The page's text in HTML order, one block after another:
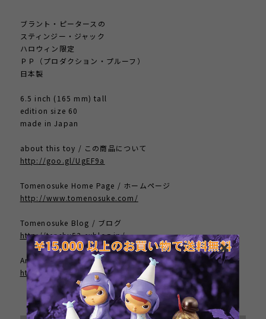
ブラント・ピータースの
スティンジー・ジャック
ハロウィン限定
ＰＰ（プロダクション・プルーフ）
日本製
6.5 inch (165 mm) tall
edition size 60
made in Japan
about this toy / この商品について
http://goo.gl/UgEF9a
Tomenosuke Home Page / ホームページ
http://www.tomenosuke.com/
Tomenosuke Blog / ブログ
http://tenshu53.exblog.jp/
Artist Home Page / 作者のサイト
http://brandtpeters.com/
International shipping available